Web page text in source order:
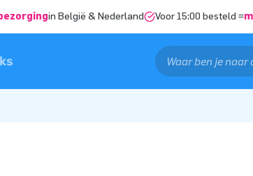
in België & Nederland Voor 15:00 besteld =